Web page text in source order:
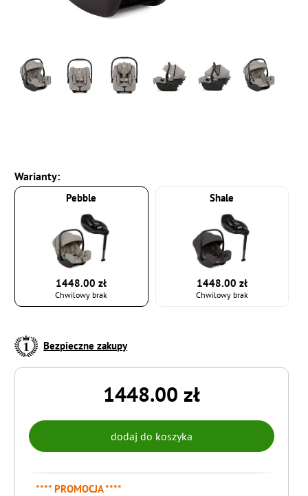
Warianty:
Pebble
1448.00 zł
Chwilowy brak
Shale
1448.00 zł
Chwilowy brak
Bezpieczne zakupy
1448.00 zł
**** PROMOCJA ****